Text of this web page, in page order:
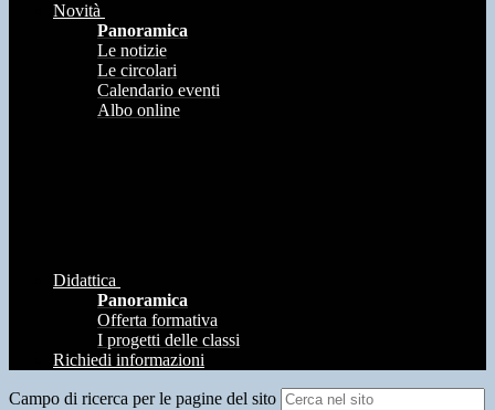
Novità
Panoramica
Le notizie
Le circolari
Calendario eventi
Albo online
Didattica
Panoramica
Offerta formativa
I progetti delle classi
Richiedi informazioni
Campo di ricerca per le pagine del sito